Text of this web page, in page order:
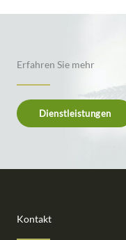
Erfahren Sie mehr
Dienstleistungen
Kontakt